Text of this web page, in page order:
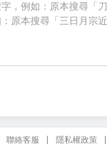
，例如：原本搜尋「
原本搜尋「三日月宗
聯絡客服 隱私權政策